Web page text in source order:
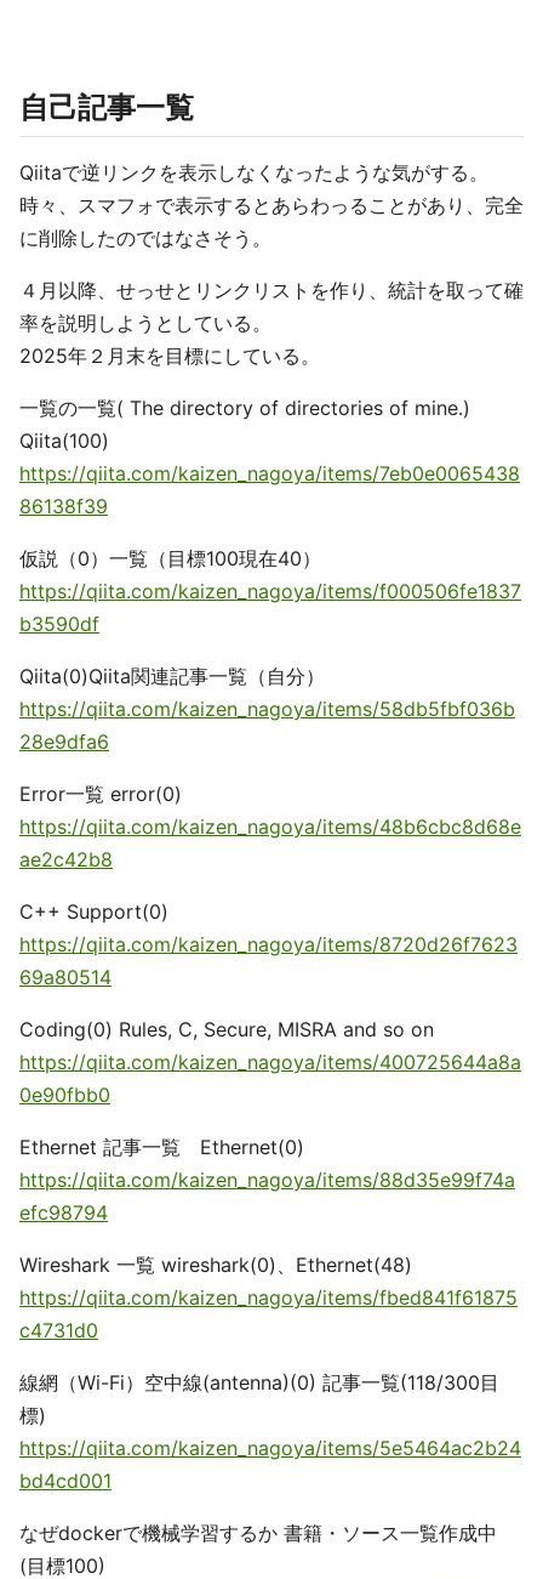
自己記事一覧
Qiitaで逆リンクを表示しなくなったような気がする。
時々、スマフォで表示するとあらわっることがあり、完全
に削除したのではなさそう。
４月以降、せっせとリンクリストを作り、統計を取って確
率を説明しようとしている。
2025年２月末を目標にしている。
一覧の一覧( The directory of directories of mine.)
Qiita(100)
https://qiita.com/kaizen_nagoya/items/7eb0e0065438
86138f39
仮説（0）一覧（目標100現在40）
https://qiita.com/kaizen_nagoya/items/f000506fe1837
b3590df
Qiita(0)Qiita関連記事一覧（自分）
https://qiita.com/kaizen_nagoya/items/58db5fbf036b
28e9dfa6
Error一覧 error(0)
https://qiita.com/kaizen_nagoya/items/48b6cbc8d68e
ae2c42b8
C++ Support(0)
https://qiita.com/kaizen_nagoya/items/8720d26f7623
69a80514
Coding(0) Rules, C, Secure, MISRA and so on
https://qiita.com/kaizen_nagoya/items/400725644a8a
0e90fbb0
Ethernet 記事一覧 Ethernet(0)
https://qiita.com/kaizen_nagoya/items/88d35e99f74a
efc98794
Wireshark 一覧 wireshark(0)、Ethernet(48)
https://qiita.com/kaizen_nagoya/items/fbed841f61875
c4731d0
線網（Wi-Fi）空中線(antenna)(0) 記事一覧(118/300目
標)
https://qiita.com/kaizen_nagoya/items/5e5464ac2b24
bd4cd001
なぜdockerで機械学習するか 書籍・ソース一覧作成中
(目標100)